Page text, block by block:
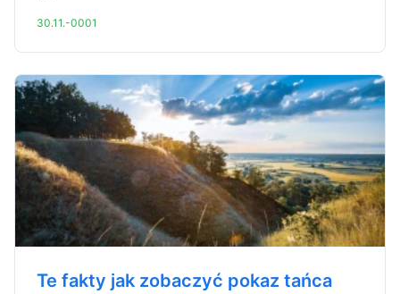
30.11.-0001
Te fakty jak zobaczyć pokaz tańca